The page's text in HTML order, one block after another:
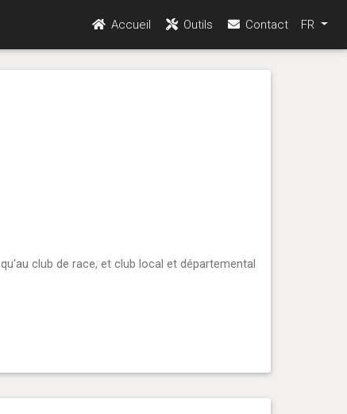
Accueil Outils Contact FR
club de race, et club local et départemental